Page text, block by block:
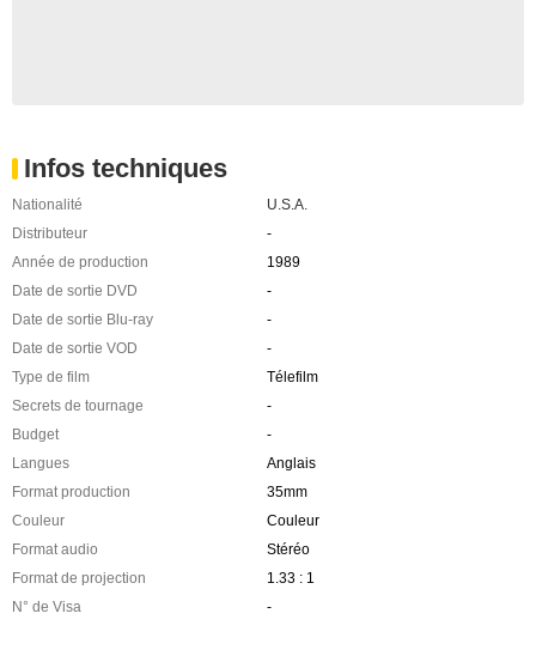
Infos techniques
Nationalité
U.S.A.
Distributeur
-
Année de production
1989
Date de sortie DVD
-
Date de sortie Blu-ray
-
Date de sortie VOD
-
Type de film
Télefilm
Secrets de tournage
-
Budget
-
Langues
Anglais
Format production
35mm
Couleur
Couleur
Format audio
Stéréo
Format de projection
1.33 : 1
N° de Visa
-